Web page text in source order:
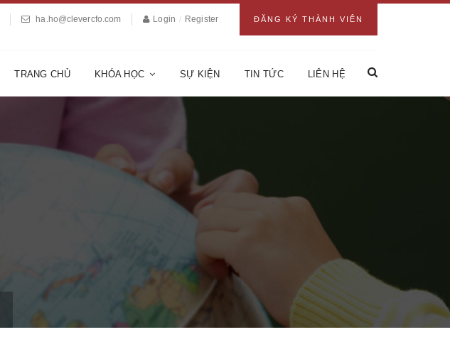
ĐĂNG KÝ THÀNH VIÊN
ha.ho@clevercfo.com Login / Register
TRANG CHỦ KHÓA HỌC SỰ KIỆN TIN TỨC LIÊN HỆ